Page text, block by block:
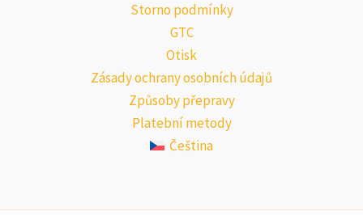
Storno podmínky
GTC
Otisk
Zásady ochrany osobních údajů
Způsoby přepravy
Platební metody
Čeština